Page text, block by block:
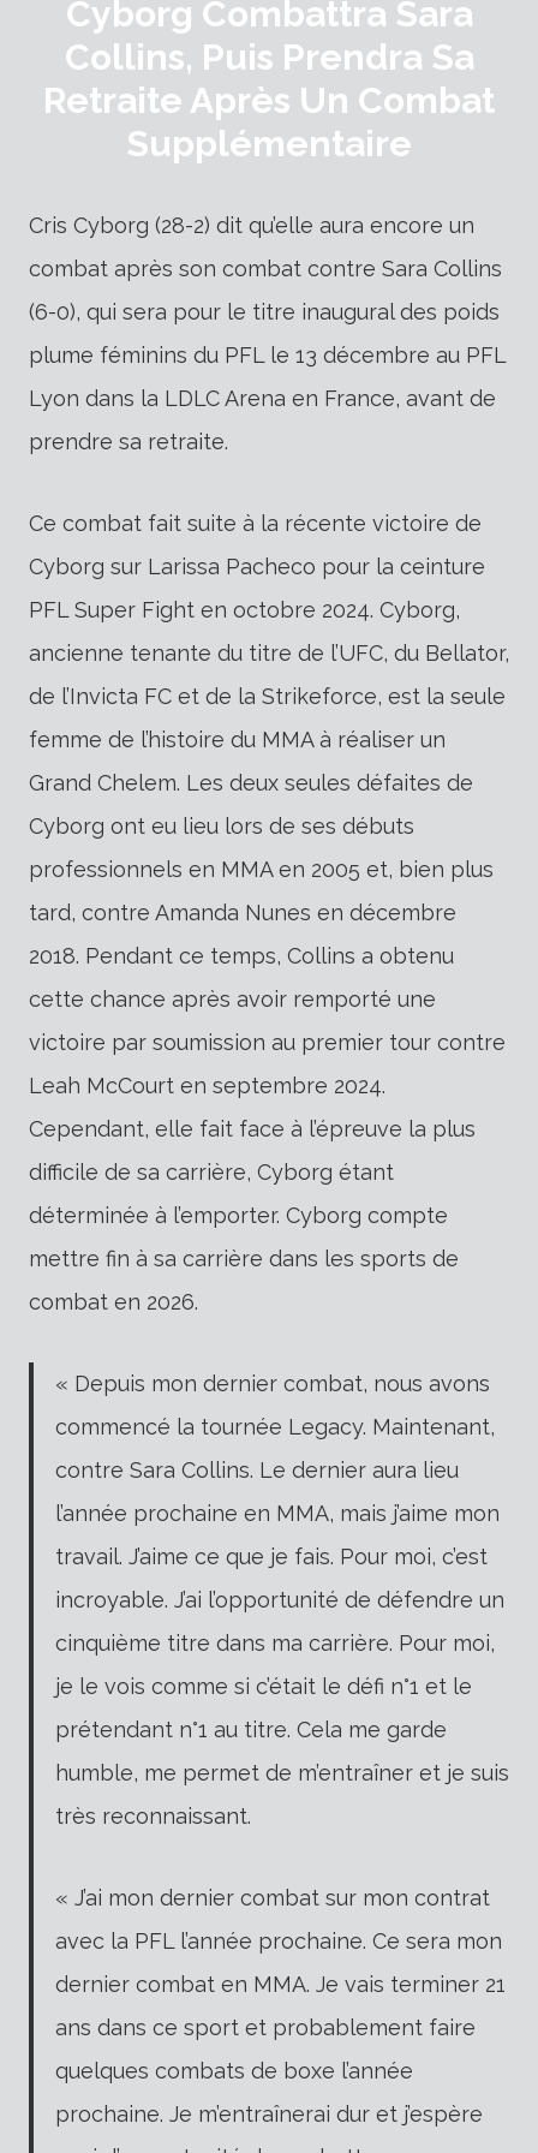
Cyborg Combattra Sara
Collins, Puis Prendra Sa
Retraite Après Un Combat
Supplémentaire
Cris Cyborg (28-2) dit qu’elle aura encore un
combat après son combat contre Sara Collins
(6-0), qui sera pour le titre inaugural des poids
plume féminins du PFL le 13 décembre au PFL
Lyon dans la LDLC Arena en France, avant de
prendre sa retraite.
Ce combat fait suite à la récente victoire de
Cyborg sur Larissa Pacheco pour la ceinture
PFL Super Fight en octobre 2024. Cyborg,
ancienne tenante du titre de l’UFC, du Bellator,
de l’Invicta FC et de la Strikeforce, est la seule
femme de l’histoire du MMA à réaliser un
Grand Chelem. Les deux seules défaites de
Cyborg ont eu lieu lors de ses débuts
professionnels en MMA en 2005 et, bien plus
tard, contre Amanda Nunes en décembre
2018. Pendant ce temps, Collins a obtenu
cette chance après avoir remporté une
victoire par soumission au premier tour contre
Leah McCourt en septembre 2024.
Cependant, elle fait face à l’épreuve la plus
difficile de sa carrière, Cyborg étant
déterminée à l’emporter. Cyborg compte
mettre fin à sa carrière dans les sports de
combat en 2026.
« Depuis mon dernier combat, nous avons
commencé la tournée Legacy. Maintenant,
contre Sara Collins. Le dernier aura lieu
l’année prochaine en MMA, mais j’aime mon
travail. J’aime ce que je fais. Pour moi, c’est
incroyable. J’ai l’opportunité de défendre un
cinquième titre dans ma carrière. Pour moi,
je le vois comme si c’était le défi n°1 et le
prétendant n°1 au titre. Cela me garde
humble, me permet de m’entraîner et je suis
très reconnaissant.
« J’ai mon dernier combat sur mon contrat
avec la PFL l’année prochaine. Ce sera mon
dernier combat en MMA. Je vais terminer 21
ans dans ce sport et probablement faire
quelques combats de boxe l’année
prochaine. Je m’entraînerai dur et j’espère